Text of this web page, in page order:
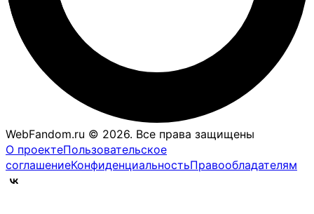
WebFandom.ru © 2026. Все права защищены
О проектеПользовательское
соглашениеКонфиденциальностьПравообладателям